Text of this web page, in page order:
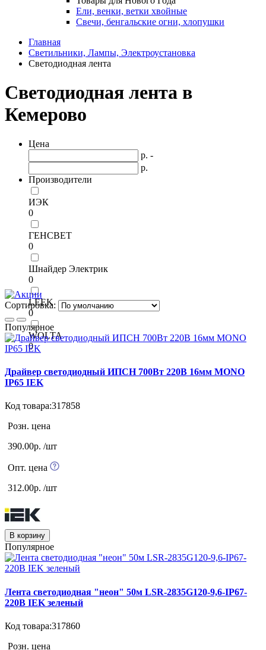
Ели, венки, ветки хвойные
Свечи, бенгальские огни, хлопушки
Главная
Светильники, Лампы, Электроустановка
Светодиодная лента
Светодиодная лента в
Кемерово
Цена
р. -
р.
Производители
ИЭК
0
ГЕНСВЕТ
0
Шнайдер Электрик
0
LEEK
0
WOLTA
0
Сортировка:
Популярное
Драйвер светодиодный ИПСН 700Вт 220В 16мм MONO
IP65 IEK
Код товара:317858
Розн. цена
390.00р. /шт
Опт. цена
312.00р. /шт
В корзину
Популярное
Лента светодиодная "неон" 50м LSR-2835G120-9,6-IP67-
220В IEK зеленый
Код товара:317860
Розн. цена